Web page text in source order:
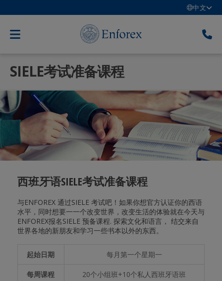
中文
SIELE考试准备课程
西班牙语SIELE考试准备课程
与ENFOREX 通过SIELE 考试吧！如果你想官方认证你的西语
水平，同时想要一一个改变世界，改变生活的体验就在今天与
ENFOREX报名SIELE 预备课程. 探索文化和语言， 结交来自
世界各地的新朋友和学习一些书本以外的东西。
起始日期 每月第一个星期一
每周课程 20个小组班+10个私人西班牙语班